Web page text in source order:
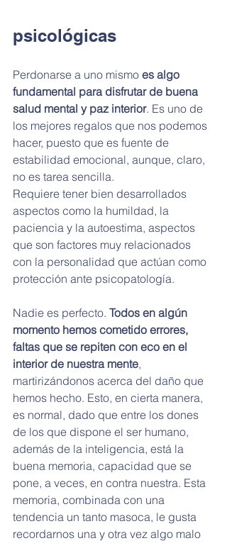
psicológicas
Perdonarse a uno mismo es algo
fundamental para disfrutar de buena
salud mental y paz interior. Es uno de
los mejores regalos que nos podemos
hacer, puesto que es fuente de
estabilidad emocional, aunque, claro,
no es tarea sencilla.
Requiere tener bien desarrollados
aspectos como la humildad, la
paciencia y la autoestima, aspectos
que son factores muy relacionados
con la personalidad que actúan como
protección ante psicopatología.
Nadie es perfecto. Todos en algún
momento hemos cometido errores,
faltas que se repiten con eco en el
interior de nuestra mente,
martirizándonos acerca del daño que
hemos hecho. Esto, en cierta manera,
es normal, dado que entre los dones
de los que dispone el ser humano,
además de la inteligencia, está la
buena memoria, capacidad que se
pone, a veces, en contra nuestra. Esta
memoria, combinada con una
tendencia un tanto masoca, le gusta
recordarnos una y otra vez algo malo